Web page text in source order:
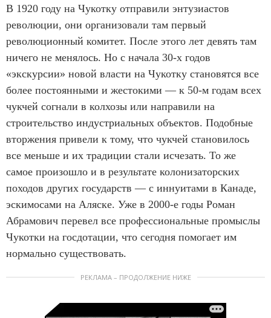
В 1920 году на Чукотку отправили энтузиастов
революции, они организовали там первый
революционный комитет. После этого лет девять там
ничего не менялось. Но с начала 30-х годов
«экскурсии» новой власти на Чукотку становятся все
более постоянными и жестокими — к 50-м годам всех
чукчей согнали в колхозы или направили на
строительство индустриальных объектов. Подобные
вторжения привели к тому, что чукчей становилось
все меньше и их традиции стали исчезать. То же
самое произошло и в результате колонизаторских
походов других государств — с иннуитами в Канаде,
эскимосами на Аляске. Уже в 2000-е годы Роман
Абрамович перевел все профессиональные промыслы
Чукотки на госдотации, что сегодня помогает им
нормально существовать.
РЕКЛАМА – ПРОДОЛЖЕНИЕ НИЖЕ